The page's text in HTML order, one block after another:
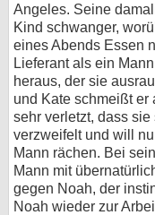
Angeles. Seine
Kind schwanger,
eines Abends Essen
Lieferant als ein
heraus, der sie
und Kate schmeißt er
sehr verletzt, dass
verzweifelt und will
Mann rächen. Bei
Mann mit
gegen Noah, der
Noah wieder zur